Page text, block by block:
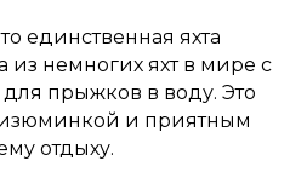
единственная яхта
из немногих яхт в мире с
прыжков в воду. Это
изюминкой и приятным
отдыху.